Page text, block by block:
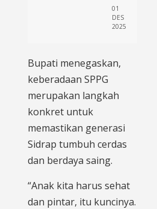
01
DES
2025
Bupati menegaskan,
keberadaan SPPG
merupakan langkah
konkret untuk
memastikan generasi
Sidrap tumbuh cerdas
dan berdaya saing.
“Anak kita harus sehat
dan pintar, itu kuncinya.